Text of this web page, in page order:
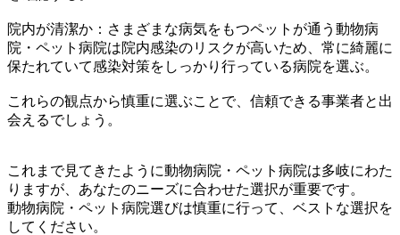
院内が清潔か：さまざまな病気をもつペットが通う動物病
院・ペット病院は院内感染のリスクが高いため、常に綺麗に
保たれていて感染対策をしっかり行っている病院を選ぶ。
これらの観点から慎重に選ぶことで、信頼できる事業者と出
会えるでしょう。
これまで見てきたように動物病院・ペット病院は多岐にわた
りますが、あなたのニーズに合わせた選択が重要です。
動物病院・ペット病院選びは慎重に行って、ベストな選択を
してください。